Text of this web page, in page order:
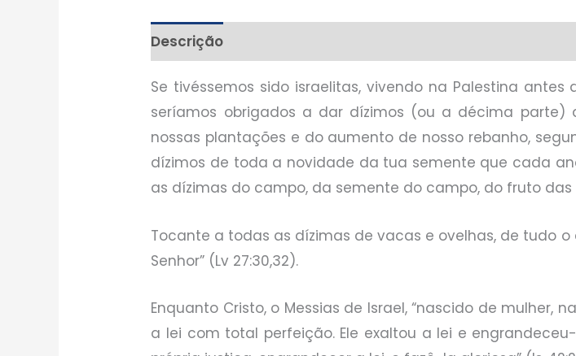
Descrição
Se tivéssemos sido israelitas, vivendo na Palestina
seríamos obrigados a dar dízimos (ou a décima parte)
nossas plantações e do aumento de nosso rebanho,
dízimos de toda a novidade da tua semente que cada
as dízimas do campo, da semente do campo, do fruto das
Tocante a todas as dízimas de vacas e ovelhas, de tudo
Senhor” (Lv 27:30,32).
Enquanto Cristo, o Messias de Israel, “nascido de mulher,
a lei com total perfeição. Ele exaltou a lei e